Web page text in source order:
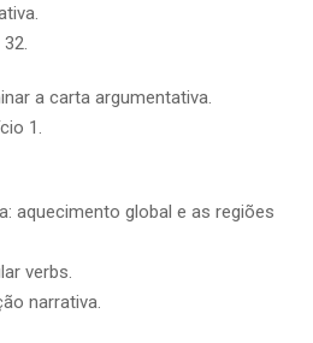
a carta argumentativa.
1.
aquecimento global e as regiões
verbs.
narrativa.